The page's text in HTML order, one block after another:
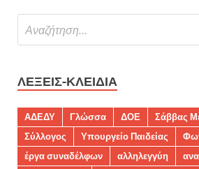
ΛΈΞΕΙΣ-ΚΛΕΙΔΙΆ
ΑΔΕΔΥ Γλώσσα ΔΟΕ
Σάββας
Σύλλογος
Υπουργείο Παιδείας
έργα συναδέλφων
αλληλεγγύη